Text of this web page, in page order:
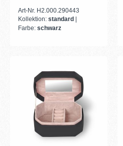
Art-Nr. H2.000.290443
Kollektion: standard
Farbe: schwarz